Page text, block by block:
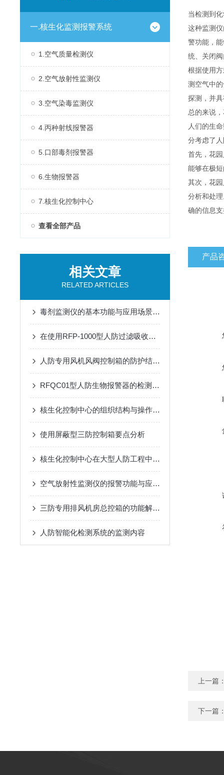
一.核生化监测报警系统
1.空气质量检测仪
2.空气放射性监测仪
3.空气染毒监测仪
4.丙种射线报警器
5.口部毒剂报警器
6.生物报警器
7.核生化控制中心
查看全部产品
相关文章
RELATED ARTICLES
毒剂监测仪的基本功能与应用场景说明
在使用RFP-1000型人防过滤吸收器时需要遵循的安全操作规程
人防专用风机风阀控制箱的防护结构：防潮、防霉与抗冲击设计
RFQC01型人防生物报警器的检测精度与环境适应性分析
核生化控制中心的组织结构与操作流程说明
使用屏蔽型三防控制箱要点分析
核生化控制中心在大型人防工程中空气质量监测传感器的集成
空气放射性监测仪的报警功能与应急响应措施说明
三防专用排风机房总控箱的功能解析：高效排风与压差精准控制
人防智能化检测系统的监测内容
当检测到
这种监测
警功能，
统、关闭
根据使用
测空气中
探测，并
总的来说
人们的生
分考虑了
首先，花
能够在极
其次，花
分析和处
确的信息
产品
上一篇
下一篇